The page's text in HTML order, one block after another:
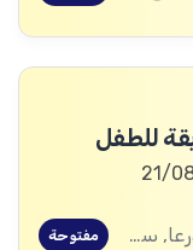
للطفل
بصرى الشام، درعا, سعسع، ريف دمشق, المسيفرة، درعا, قدسيا، ريف دمشق, قطنا، ريف دمشق, مضايا، ريف دمشق, الجيزة، درعا, الديماس، ريف دمشق, سرغايا، ريف دمشق, بيت جن، ريف دمشق, عين الفيجة، ريف دمشق, خربة غزالة، درعا, عش الشجرة، درعا, داعل، درعا, المزيريب، درعا مفتوحة